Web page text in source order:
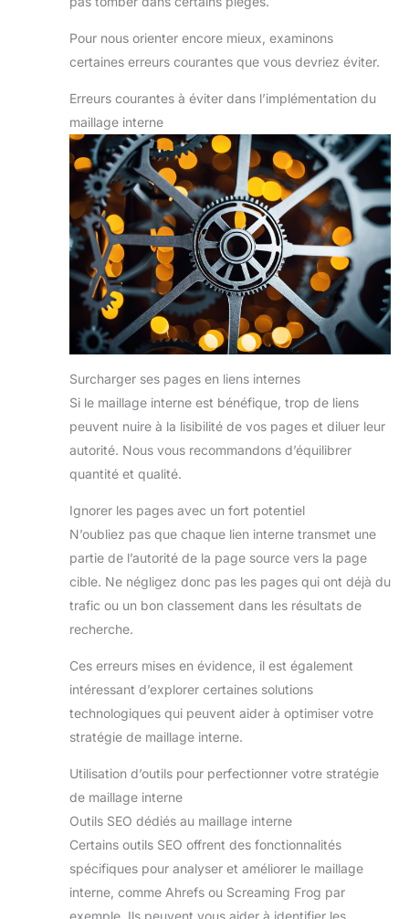
Pour nous orienter encore mieux, examinons
certaines erreurs courantes que vous devriez éviter.
Erreurs courantes à éviter dans l’implémentation du
maillage interne
Surcharger ses pages en liens internes
Si le maillage interne est bénéfique, trop de liens
peuvent nuire à la lisibilité de vos pages et diluer leur
autorité. Nous vous recommandons d’équilibrer
quantité et qualité.
Ignorer les pages avec un fort potentiel
N’oubliez pas que chaque lien interne transmet une
partie de l’autorité de la page source vers la page
cible. Ne négligez donc pas les pages qui ont déjà du
trafic ou un bon classement dans les résultats de
recherche.
Ces erreurs mises en évidence, il est également
intéressant d’explorer certaines solutions
technologiques qui peuvent aider à optimiser votre
stratégie de maillage interne.
Utilisation d’outils pour perfectionner votre stratégie
de maillage interne
Outils SEO dédiés au maillage interne
Certains outils SEO offrent des fonctionnalités
spécifiques pour analyser et améliorer le maillage
interne, comme Ahrefs ou Screaming Frog par
exemple. Ils peuvent vous aider à identifier les